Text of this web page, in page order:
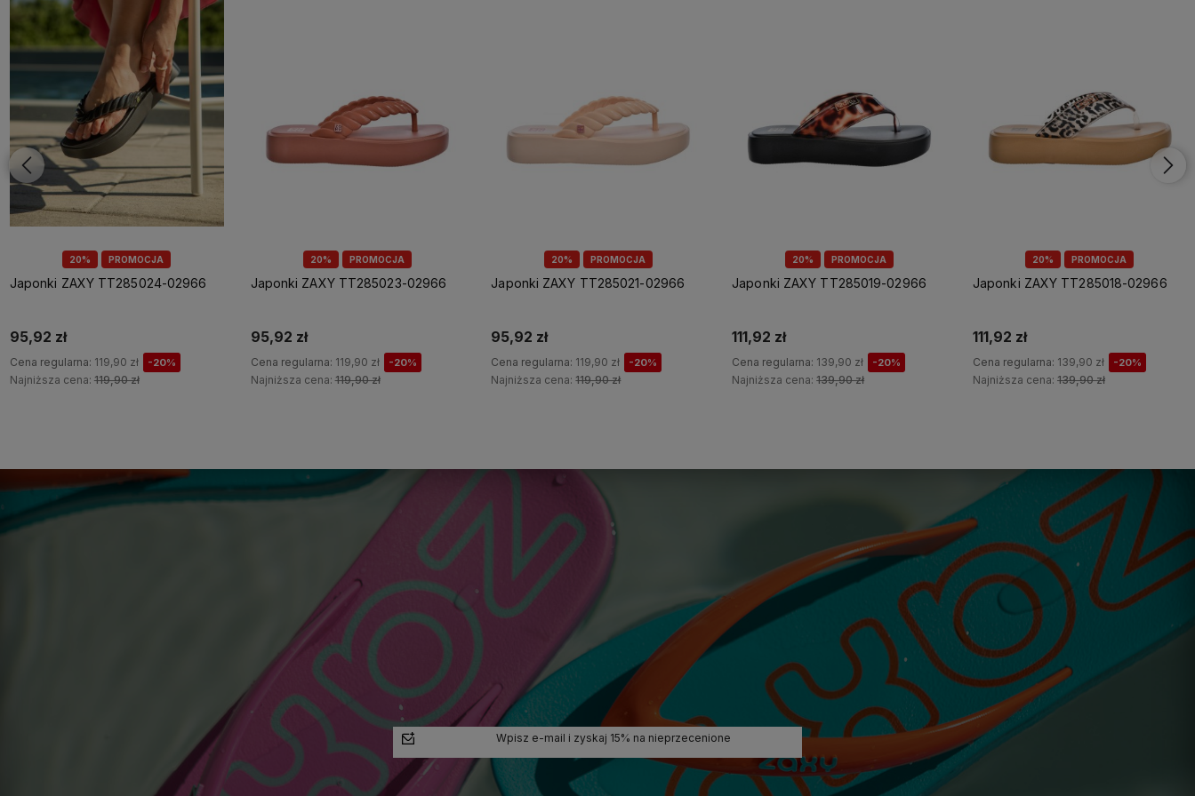
20% PROMOCJA
Japonki ZAXY TT285024-02966
95,92 zł
Cena regularna: 119,90 zł -20%
Najniższa cena: 119,90 zł
20% PROMOCJA
Japonki ZAXY TT285023-02966
95,92 zł
Cena regularna: 119,90 zł -20%
Najniższa cena:119,90 zł
20% PROMOCJA
Japonki ZAXY TT285021-02966
95,92 zł
Cena regularna: 119,90 zł -20%
Najniższa cena:119,90 zł
20% PROMOCJA
Japonki ZAXY TT285019-02966
111,92 zł
Cena regularna: 139,90 zł -20%
Najniższa cena:139,90 zł
20% PROMOCJA
Japonki ZAXY TT285018-02966
111,92 zł
Cena regularna: 139,90 zł -20%
Najniższa cena: 139,90 zł
Wpisz e-mail i zyskaj 15% na nieprzecenione